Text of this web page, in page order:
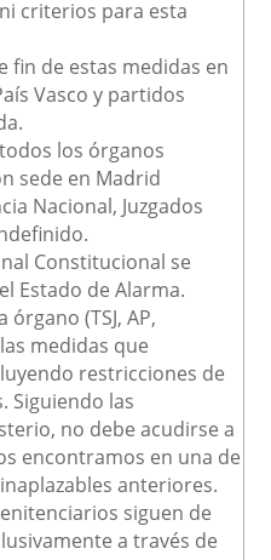
criterios para esta
fin de estas medidas en
Vasco y partidos
los órganos
sede en Madrid
Nacional, Juzgados
Constitucional se
Estado de Alarma.
(TSJ, AP,
medidas que
restricciones de
Siguiendo las
no debe acudirse a
encontramos en una de
anteriores.
siguen de
a través de